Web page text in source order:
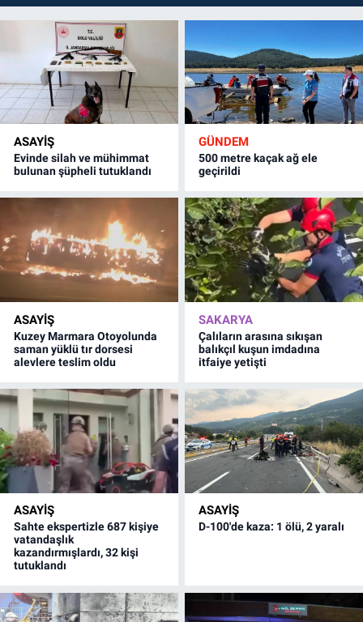
ASAYİŞ
Evinde silah ve mühimmat
bulunan şüpheli tutuklandı
GÜNDEM
500 metre kaçak ağ ele
geçirildi
ASAYİŞ
Kuzey Marmara Otoyolunda
saman yüklü tır dorsesi
alevlere teslim oldu
SAKARYA
Çalıların arasına sıkışan
balıkçıl kuşun imdadına
itfaiye yetişti
ASAYİŞ
Sahte ekspertizle 687 kişiye
vatandaşlık
kazandırmışlardı, 32 kişi
tutuklandı
ASAYİŞ
D-100'de kaza: 1 ölü, 2 yaralı